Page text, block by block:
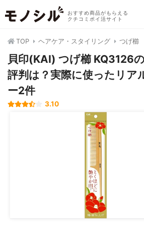
おすすめ商品がもらえる
クチコミポイ活サイト
TOP ヘアケア・スタイリング つげ櫛
貝印(KAI) つげ櫛 KQ3126
評判は？実際に使ったリア
ー2件
3.10